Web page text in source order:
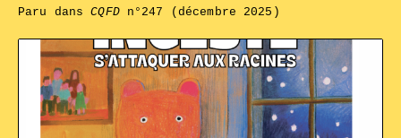
Paru dansCQFDn°247 (décembre 2025)